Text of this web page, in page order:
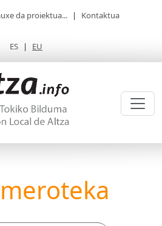
da proiektua... | Kontaktua
ES | EU